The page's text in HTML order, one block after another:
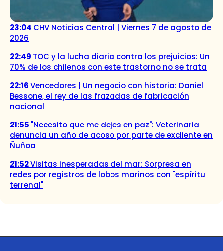
23:04 CHV Noticias Central | Viernes 7 de agosto de
2026
22:49 TOC y la lucha diaria contra los prejuicios: Un
70% de los chilenos con este trastorno no se trata
22:16Vencedores | Un negocio con historia: Daniel
Bessone, el rey de las frazadas de fabricación
nacional
21:55 "Necesito que me dejes en paz": Veterinaria
denuncia un año de acoso por parte de excliente en
Ñuñoa
21:52Visitas inesperadas del mar: Sorpresa en
redes por registros de lobos marinos con "espíritu
terrenal"